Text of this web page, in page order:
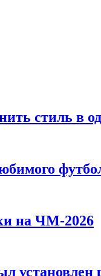
стиль в
на ЧМ-2026